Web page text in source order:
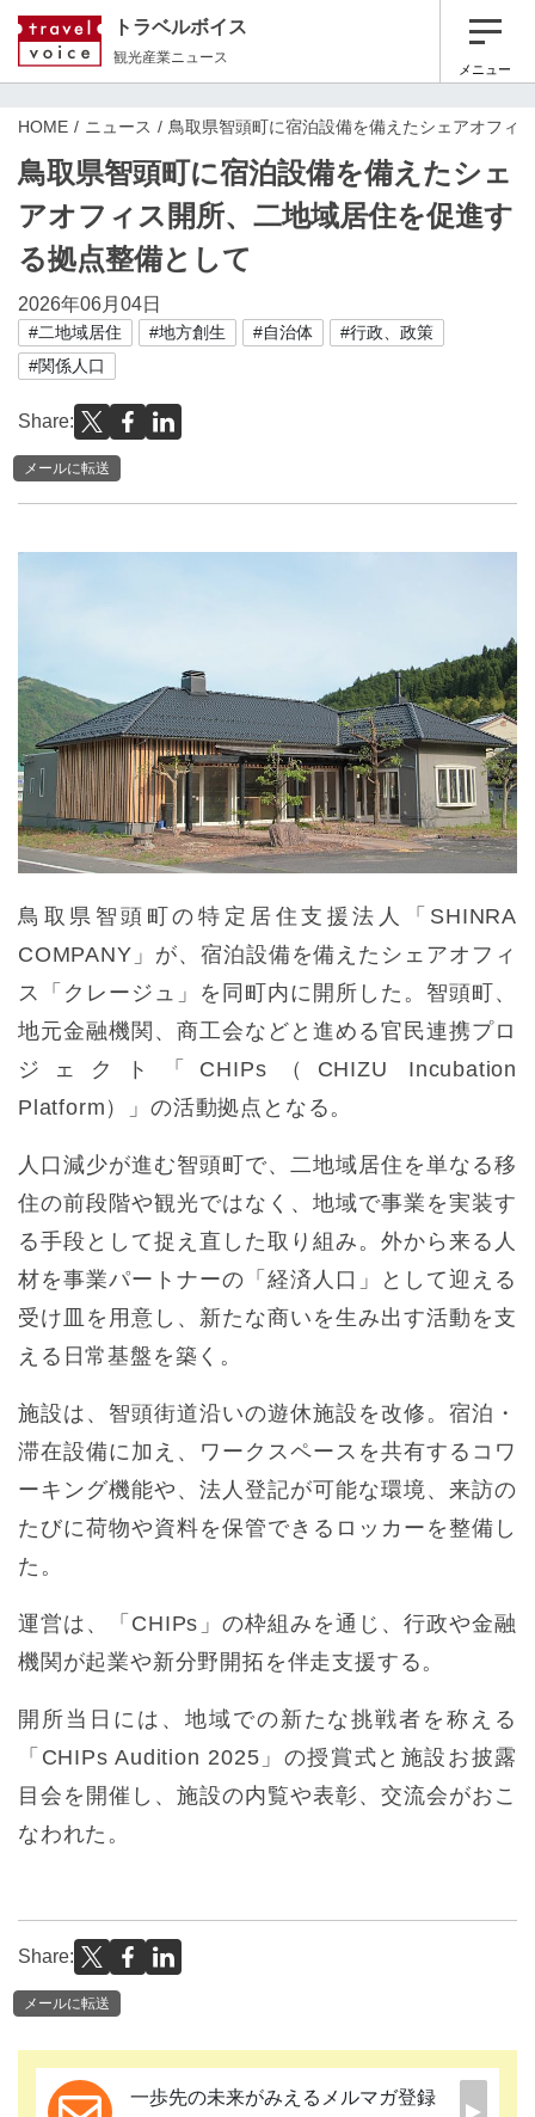
トラベルボイス
観光産業ニュース
メニュー
HOME ニュース 鳥取県智頭町に宿泊設備を備えたシェアオフィ
鳥取県智頭町に宿泊設備を備えたシェ
アオフィス開所、二地域居住を促進す
る拠点整備として
2026年06月04日
#二地域居住 #地方創生 #自治体
#行政、政策
#関係人口
Share:
メールに転送
鳥取県智頭町の特定居住支援法人「SHINRA
COMPANY」が、宿泊設備を備えたシェアオフィ
ス「クレージュ」を同町内に開所した。智頭町、
地元金融機関、商工会などと進める官民連携プロ
ジェクト「CHIPs（CHIZU Incubation
Platform）」の活動拠点となる。
人口減少が進む智頭町で、二地域居住を単なる移
住の前段階や観光ではなく、地域で事業を実装す
る手段として捉え直した取り組み。外から来る人
材を事業パートナーの「経済人口」として迎える
受け皿を用意し、新たな商いを生み出す活動を支
える日常基盤を築く。
施設は、智頭街道沿いの遊休施設を改修。宿泊・
滞在設備に加え、ワークスペースを共有するコワ
ーキング機能や、法人登記が可能な環境、来訪の
たびに荷物や資料を保管できるロッカーを整備し
た。
運営は、「CHIPs」の枠組みを通じ、行政や金融
機関が起業や新分野開拓を伴走支援する。
開所当日には、地域での新たな挑戦者を称える
「CHIPs Audition 2025」の授賞式と施設お披露
目会を開催し、施設の内覧や表彰、交流会がおこ
なわれた。
Share:
メールに転送
一歩先の未来がみえるメルマガ登録